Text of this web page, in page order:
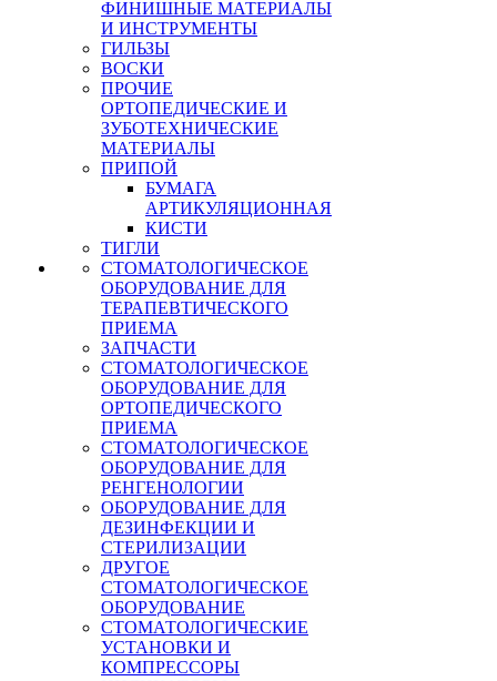
ФИНИШНЫЕ МАТЕРИАЛЫ
И ИНСТРУМЕНТЫ
ГИЛЬЗЫ
ВОСКИ
ПРОЧИЕ
ОРТОПЕДИЧЕСКИЕ И
ЗУБОТЕХНИЧЕСКИЕ
МАТЕРИАЛЫ
ПРИПОЙ
БУМАГА
АРТИКУЛЯЦИОННАЯ
КИСТИ
ТИГЛИ
СТОМАТОЛОГИЧЕСКОЕ
ОБОРУДОВАНИЕ ДЛЯ
ТЕРАПЕВТИЧЕСКОГО
ПРИЕМА
ЗАПЧАСТИ
СТОМАТОЛОГИЧЕСКОЕ
ОБОРУДОВАНИЕ ДЛЯ
ОРТОПЕДИЧЕСКОГО
ПРИЕМА
СТОМАТОЛОГИЧЕСКОЕ
ОБОРУДОВАНИЕ ДЛЯ
РЕНГЕНОЛОГИИ
ОБОРУДОВАНИЕ ДЛЯ
ДЕЗИНФЕКЦИИ И
СТЕРИЛИЗАЦИИ
ДРУГОЕ
СТОМАТОЛОГИЧЕСКОЕ
ОБОРУДОВАНИЕ
СТОМАТОЛОГИЧЕСКИЕ
УСТАНОВКИ И
КОМПРЕССОРЫ